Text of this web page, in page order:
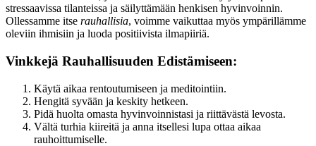
stressaavissa tilanteissa ja säilyttämään henkisen hyvinvoinnin.
Ollessamme itse rauhallisia, voimme vaikuttaa myös ympärillämme
oleviin ihmisiin ja luoda positiivista ilmapiiriä.
Vinkkejä Rauhallisuuden Edistämiseen:
Käytä aikaa rentoutumiseen ja meditointiin.
Hengitä syvään ja keskity hetkeen.
Pidä huolta omasta hyvinvoinnistasi ja riittävästä levosta.
Vältä turhia kiireitä ja anna itsellesi lupa ottaa aikaa
rauhoittumiselle.